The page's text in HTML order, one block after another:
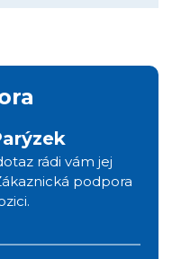
rádi vám jej
podpora